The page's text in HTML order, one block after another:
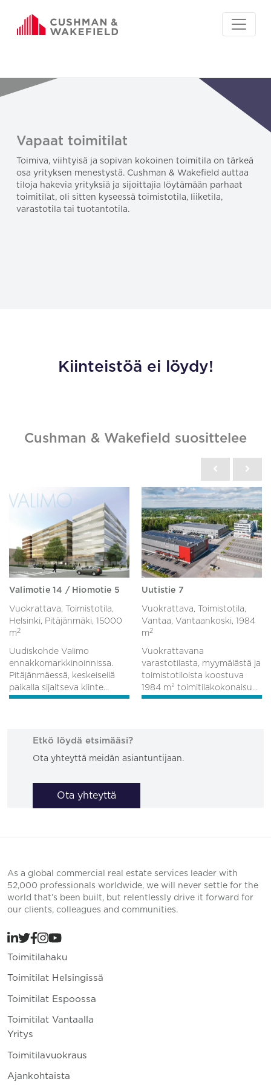
Vapaat toimitilat
Toimiva, viihtyisä ja sopivan kokoinen toimitila on tärkeä
osa yrityksen menestystä. Cushman & Wakefield auttaa
tiloja hakevia yrityksiä ja sijoittajia löytämään parhaat
toimitilat, oli sitten kyseessä toimistotila, liiketila,
varastotila tai tuotantotila.
Kiinteistöä ei löydy!
Cushman & Wakefield suosittelee
Valimotie 14 / Hiomotie 5
Vuokrattava, Toimistotila,
Helsinki, Pitäjänmäki, 15000
m 2
Uudiskohde Valimo
ennakkomarkkinoinnissa.
Pitäjänmäessä, keskeisellä
paikalla sijaitseva kiinte...
Uutistie 7
Vuokrattava, Toimistotila,
Vantaa, Vantaankoski, 1984
m 2
Vuokrattavana
varastotilasta, myymälästä ja
toimistotiloista koostuva
1984 m² toimitilakokonaisu...
Etkö löydä etsimääsi?
Ota yhteyttä meidän asiantuntijaan.
Ota yhteyttä
As a global commercial real estate services leader with
52,000 professionals worldwide, we will never settle for the
world that’s been built, but relentlessly drive it forward for
our clients, colleagues and communities.
Toimitilahaku
Toimitilat Helsingissä
Toimitilat Espoossa
Toimitilat Vantaalla
Yritys
Toimitilavuokraus
Ajankohtaista